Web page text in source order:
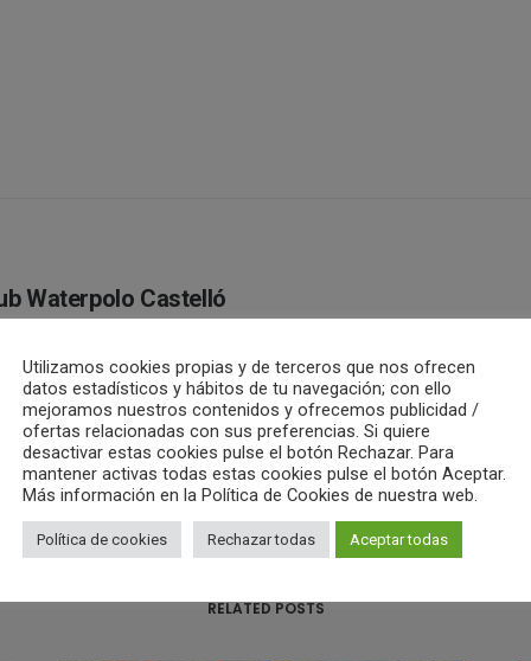
Waterpolo Castelló
ALL AUTHOR POSTS
RELATED POSTS
Utilizamos cookies propias y de terceros que nos ofrecen
datos estadísticos y hábitos de tu navegación; con ello
mejoramos nuestros contenidos y ofrecemos publicidad /
ofertas relacionadas con sus preferencias. Si quiere
desactivar estas cookies pulse el botón Rechazar. Para
mantener activas todas estas cookies pulse el botón Aceptar.
Más información en la Política de Cookies de nuestra web.
Política de cookies Rechazar todas Aceptar todas